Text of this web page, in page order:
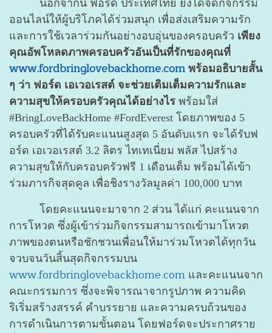
นอกจากนี้ ฟอร์ด ประเทศไทย ยังได้จัดกิจกรรม
ออนไลน์ให้ผู้บริโภคได้ร่วมสนุก เพื่อส่งเสริมความรัก
และการใช้เวลาร่วมกันอย่างอบอุ่นของครอบครัว เพียง
คุณอัพโหลดภาพครอบครัวอันเป็นที่รักของคุณที่
www.fordbringlovebackhome.com พร้อมอธิบายสั้น
ๆ ว่า ฟอร์ด เอเวอเรสต์ จะช่วยเติมเต็มความรักและ
ความสุขให้ครอบครัวคุณได้อย่างไร พร้อมใส่
#BringLoveBackHome #FordEverest โดยภาพของ 5
ครอบครัวที่ได้รับคะแนนสูงสุด 5 อันดับแรก จะได้รับฟ
อร์ด เอเวอเรสต์ 3.2 ลิตร ไทเทเนี่ยม พลัส ไปสร้าง
ความสุขให้กับครอบครัวฟรี 1 เดือนเต็ม พร้อมได้เข้า
ร่วมภารกิจสุดคูล เพื่อชิงรางวัลมูลค่า 100,000 บาท
โดยคะแนนจะมาจาก 2 ส่วน ได้แก่ คะแนนจาก
การโหวต ซึ่งผู้เข้าร่วมกิจกรรมสามารถเข้ามาโหวต
ภาพของตนหรือชักชวนเพื่อนให้มาร่วมโหวตได้ทุกวัน
จวบจนวันสิ้นสุดกิจกรรมบน
www.fordbringlovebackhome.com และคะแนนจาก
คณะกรรมการ ซึ่งจะพิจารณาจากรูปภาพ ความคิด
ริเริ่มสร้างสรรค์ คำบรรยาย และความครบถ้วนของ
การดำเนินการตามขั้นตอน โดยฟอร์ดจะประกาศราย